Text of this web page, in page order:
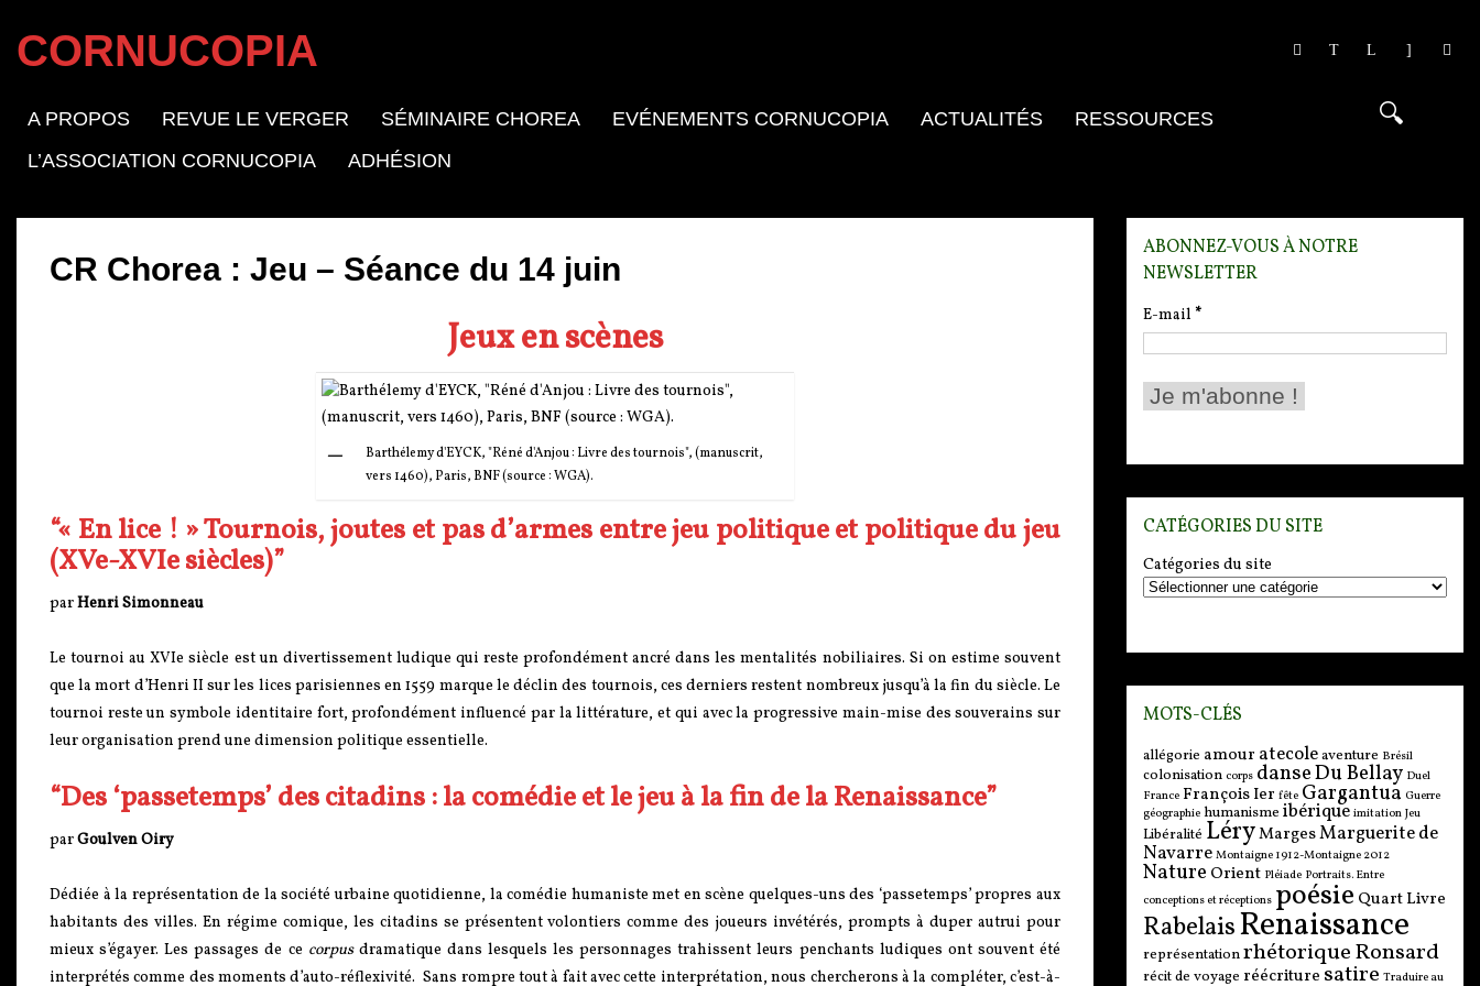
CORNUCOPIA
A PROPOS REVUE LE VERGER SÉMINAIRE CHOREA EVÉNEMENTS CORNUCOPIA ACTUALITÉS
RESSOURCES
L’ASSOCIATION CORNUCOPIA
ADHÉSION
CR Chorea : Jeu – Séance du 14 juin
Jeux en scènes
Barthélemy d'EYCK, "Réné d'Anjou : Livre des tournois", (manuscrit,
vers 1460), Paris, BNF (source : WGA).
“« En lice ! » Tournois, joutes et pas d’armes entre jeu politique et politique du jeu
(XVe-XVIe siècles)”
parHenri Simonneau
Le tournoi au XVIe siècle est un divertissement ludique qui reste profondément ancré dans les mentalités nobiliaires. Si on estime souvent
que la mort d’Henri II sur les lices parisiennes en 1559 marque le déclin des tournois, ces derniers restent nombreux jusqu’à la fin du siècle. Le
tournoi reste un symbole identitaire fort, profondément influencé par la littérature, et qui avec la progressive main-mise des souverains sur
leur organisation prend une dimension politique essentielle.
“Des ‘passetemps’ des citadins : la comédie et le jeu à la fin de la Renaissance”
parGoulven Oiry
Dédiée à la représentation de la société urbaine quotidienne, la comédie humaniste met en scène quelques-uns des ‘passetemps’ propres aux
habitants des villes. En régime comique, les citadins se présentent volontiers comme des joueurs invétérés, prompts à duper autrui pour
mieux s’égayer. Les passages de ce corpusdramatique dans lesquels les personnages trahissent leurs penchants ludiques ont souvent été
interprétés comme des moments d’auto-réflexivité. Sans rompre tout à fait avec cette interprétation, nous chercherons à la compléter, c’est-à-
ABONNEZ-VOUS À NOTRE
NEWSLETTER
E-mail *
CATÉGORIES DU SITE
Catégories du site
MOTS-CLÉS
allégorie amour atecoleaventure Brésil
colonisation corps danseDu Bellay Duel
France François Ier fête Gargantua Guerre
géographie humanisme ibérique imitation Jeu
Libéralité LéryMargesMarguerite de
Navarre Montaigne 1912-Montaigne 2012
Nature Orient Pléiade Portraits. Entre
conceptions et réceptions poésie Quart Livre
RabelaisRenaissance
représentationrhétoriqueRonsard
récit de voyage réécriture satire Traduire au